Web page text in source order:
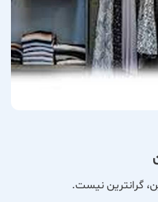
گرانترین نیست.